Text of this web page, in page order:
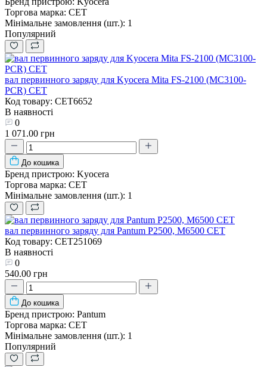
Торгова марка: CET
Мінімальне замовлення (шт.): 1
Популярний
вал первинного заряду для Kyocera Mita FS-2100 (MC3100-
PCR) CET
Код товару: CET6652
В наявності
0
1 071.00 грн
До кошика
Бренд пристрою: Kyocera
Торгова марка: CET
Мінімальне замовлення (шт.): 1
вал первинного заряду для Pantum P2500, M6500 CET
Код товару: CET251069
В наявності
0
540.00 грн
До кошика
Бренд пристрою: Pantum
Торгова марка: CET
Мінімальне замовлення (шт.): 1
Популярний